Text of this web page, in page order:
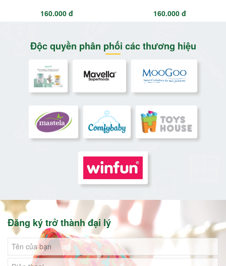
160.000 đ 160.000 đ
Độc quyền phân phối các thương hiệu
Đăng ký trở thành đại lý